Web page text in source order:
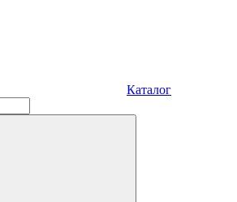
Каталог